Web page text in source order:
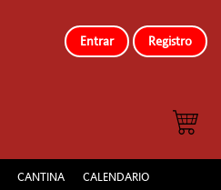
Entrar Registro
CANTINA CALENDARIO